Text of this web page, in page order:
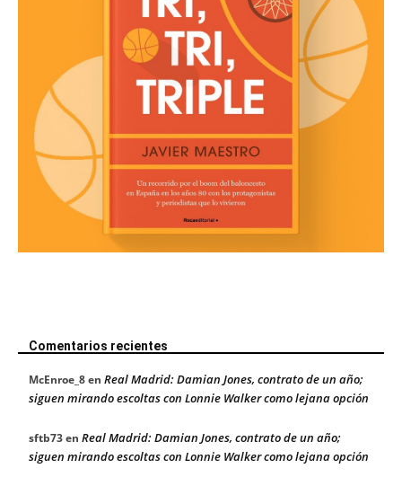
Comentarios recientes
McEnroe_8en Real Madrid: Damian Jones, contrato de un año;
siguen mirando escoltas con Lonnie Walker como lejana opción
sftb73en Real Madrid: Damian Jones, contrato de un año;
siguen mirando escoltas con Lonnie Walker como lejana opción